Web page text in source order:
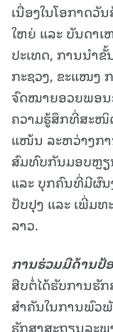
ເນື່ອງໃນໂອກາດວັ
ໃຫຍ່ ແລະ ບັນດາ
ປະເທດ, ການນຳຂັ້
ກະຊວງ, ຂະແໜງ
ຈົດໝາຍອວຍພອນ
ຄວາມຮູ້ສຶກທີ່ສະ
ແໜ້ນ ລະຫວ່າງກ
ສົມທົບກັນມອບຫຼຽ
ແລະ ບຸກຄົນທີ່ມີຜົນ
ປັບປຸງ ແລະ ເພີ່ມ
ລາວ.
ການຮ່ວມມືດ້ານປ້
ສືບຕໍ່ໄດ້ຮັບການຮັກ
ສຳຄັນໃນການພົວ
ຮັກສາສະຖຽນລະ